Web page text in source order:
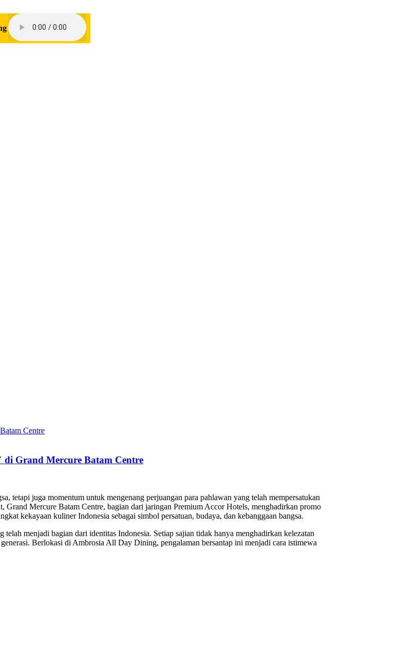
Grand Mercure Batam Centre
tetapi juga momentum untuk mengenang perjuangan para pahlawan yang telah mempersatukan
Grand Mercure Batam Centre, bagian dari jaringan Premium Accor Hotels, menghadirkan promo
kekayaan kuliner Indonesia sebagai simbol persatuan, budaya, dan kebanggaan bangsa.
menjadi bagian dari identitas Indonesia. Setiap sajian tidak hanya menghadirkan kelezatan
Berlokasi di Ambrosia All Day Dining, pengalaman bersantap ini menjadi cara istimewa